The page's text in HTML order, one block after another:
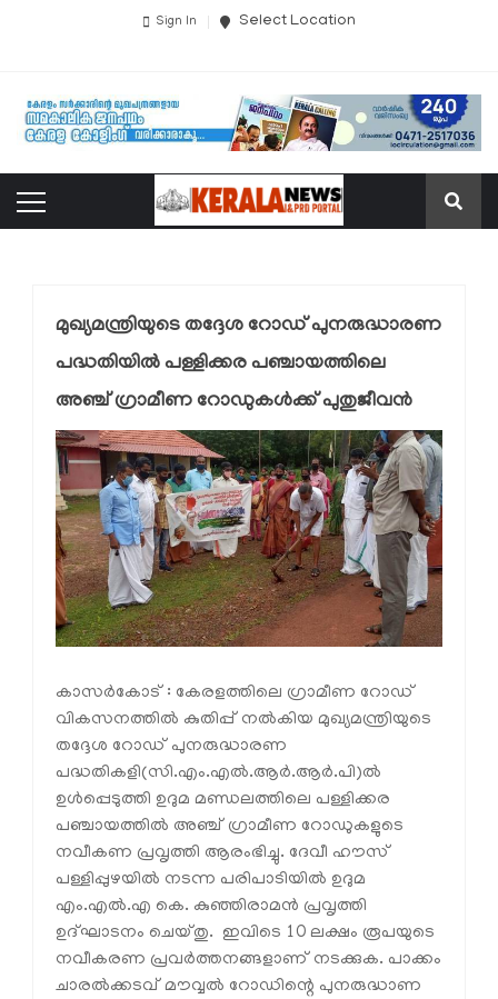
Sign In Select Location
മുഖ്യമന്ത്രിയുടെ തദ്ദേശ റോഡ് പുനരുദ്ധാരണ
പദ്ധതിയില്‍ പള്ളിക്കര പഞ്ചായത്തിലെ
അഞ്ച് ഗ്രാമീണ റോഡുകള്‍ക്ക് പുതുജീവന്‍
കാസര്‍കോട് : കേരളത്തിലെ ഗ്രാമീണ റോഡ്
വികസനത്തില്‍ കുതിപ്പ് നല്‍കിയ മുഖ്യമന്ത്രിയുടെ
തദ്ദേശ റോഡ് പുനരുദ്ധാരണ
പദ്ധതികളി(സി.എം.എല്‍.ആര്‍.ആര്‍.പി)ല്‍
ഉള്‍പ്പെടുത്തി ഉദുമ മണ്ഡലത്തിലെ പള്ളിക്കര
പഞ്ചായത്തില്‍ അഞ്ച് ഗ്രാമീണ റോഡുകളുടെ
നവീകണ പ്രവൃത്തി ആരംഭിച്ചു. ദേവീ ഹൗസ്
പള്ളിപ്പുഴയില്‍ നടന്ന പരിപാടിയില്‍ ഉദുമ
എം.എല്‍.എ കെ. കുഞ്ഞിരാമന്‍ പ്രവൃത്തി
ഉദ്ഘാടനം ചെയ്തു. ഇവിടെ 10 ലക്ഷം രൂപയുടെ
നവീകരണ പ്രവര്‍ത്തനങ്ങളാണ് നടക്കുക. പാക്കം
ചാരല്‍ക്കടവ് മൗവ്വല്‍ റോഡിന്റെ പുനരുദ്ധാണ